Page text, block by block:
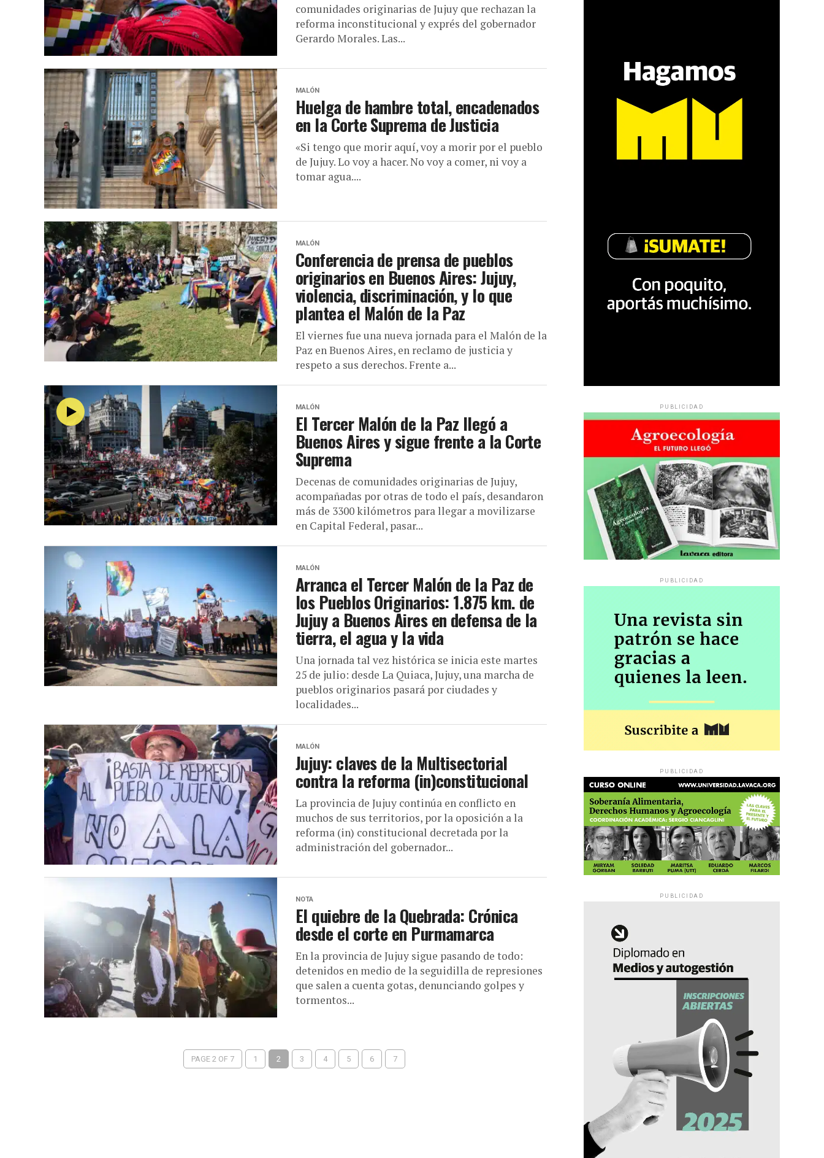
comunidades originarias de Jujuy que rechazan la
reforma inconstitucional y exprés del gobernador
Gerardo Morales. Las...
MALÓN
Huelga de hambre total, encadenados
en la Corte Suprema de Justicia
«Si tengo que morir aquí, voy a morir por el pueblo
de Jujuy. Lo voy a hacer. No voy a comer, ni voy a
tomar agua....
MALÓN
Conferencia de prensa de pueblos
originarios en Buenos Aires: Jujuy,
violencia, discriminación, y lo que
plantea el Malón de la Paz
El viernes fue una nueva jornada para el Malón de la
Paz en Buenos Aires, en reclamo de justicia y
respeto a sus derechos. Frente a...
MALÓN
El Tercer Malón de la Paz llegó a
Buenos Aires y sigue frente a la Corte
Suprema
Decenas de comunidades originarias de Jujuy,
acompañadas por otras de todo el país, desandaron
más de 3300 kilómetros para llegar a movilizarse
en Capital Federal, pasar...
MALÓN
Arranca el Tercer Malón de la Paz de
los Pueblos Originarios: 1.875 km. de
Jujuy a Buenos Aires en defensa de la
tierra, el agua y la vida
Una jornada tal vez histórica se inicia este martes
25 de julio: desde La Quiaca, Jujuy, una marcha de
pueblos originarios pasará por ciudades y
localidades...
MALÓN
Jujuy: claves de la Multisectorial
contra la reforma (in)constitucional
La provincia de Jujuy continúa en conflicto en
muchos de sus territorios, por la oposición a la
reforma (in) constitucional decretada por la
administración del gobernador...
NOTA
El quiebre de la Quebrada: Crónica
desde el corte en Purmamarca
En la provincia de Jujuy sigue pasando de todo:
detenidos en medio de la seguidilla de represiones
que salen a cuenta gotas, denunciando golpes y
tormentos...
PAGE 2 OF 7 1 2 3 4 5 6 7
PUBLICIDAD
PUBLICIDAD
PUBLICIDAD
PUBLICIDAD